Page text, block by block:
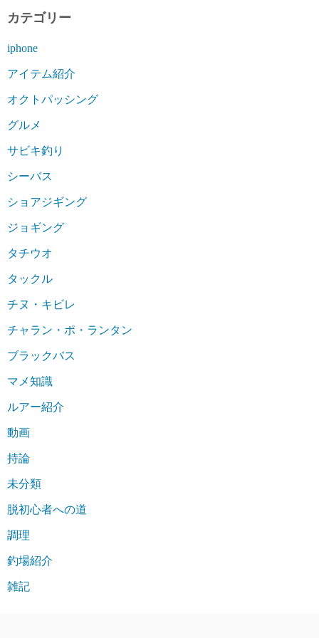
ペ
ー
ジ
カテゴリー
iphone
アイテム紹介
オクトパッシング
グルメ
サビキ釣り
シーバス
ショアジギング
ジョギング
タチウオ
タックル
チヌ・キビレ
チャラン・ポ・ランタン
ブラックバス
マメ知識
ルアー紹介
動画
持論
未分類
脱初心者への道
調理
釣場紹介
雑記